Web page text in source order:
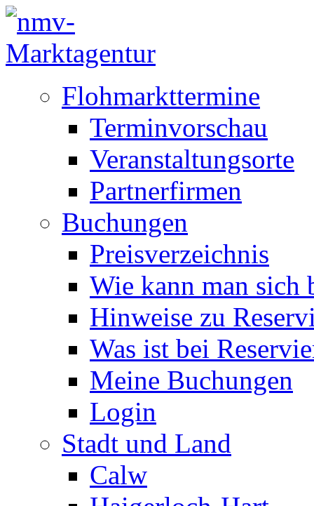
Flohmarkttermine
Terminvorschau
Veranstaltungsorte
Partnerfirmen
Buchungen
Preisverzeichnis
Wie kann man sich
Hinweise zu
Was ist bei
Meine Buchungen
Login
Stadt und Land
Calw